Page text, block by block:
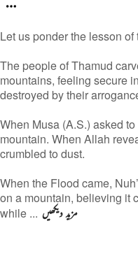
Let us ponder the lesson of
The people of Thamud
mountains, feeling secure
destroyed by their
When Musa (A.S.) asked
mountain. When Allah
crumbled to dust.
When the Flood came,
on a mountain, believing it
while ... مزید دیکھیں